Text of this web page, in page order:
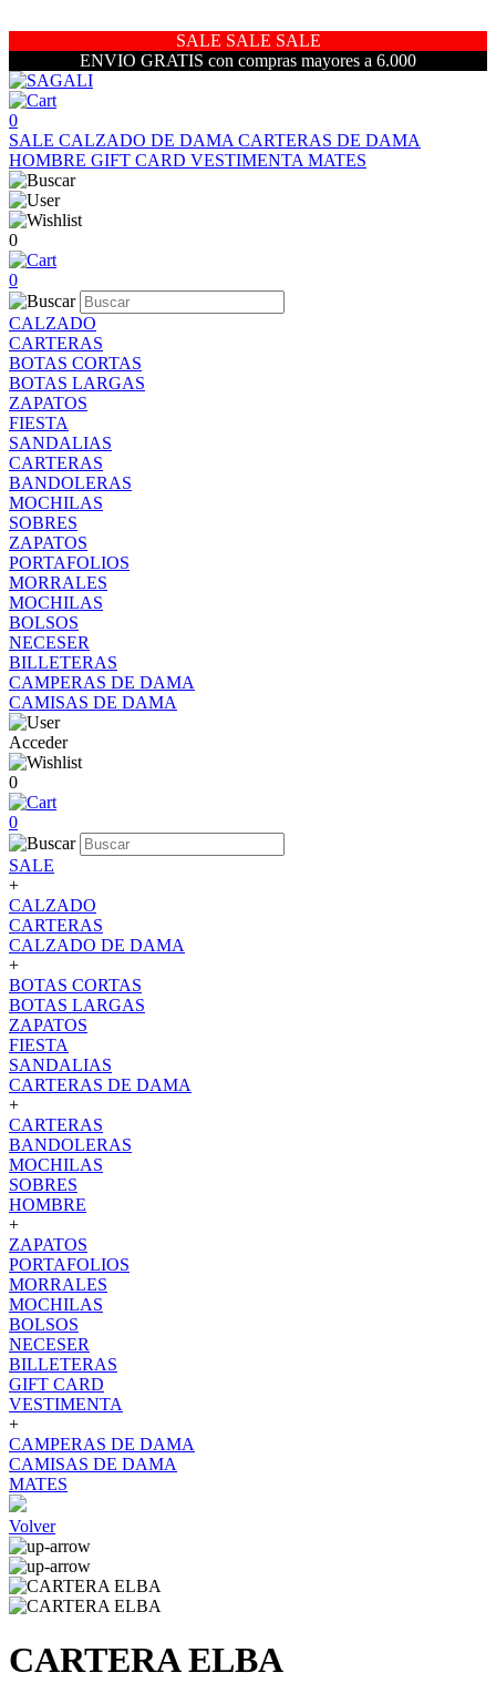
SALE SALE SALE
ENVIO GRATIS con compras mayores a 6.000
0
SALE CALZADO DE DAMA CARTERAS DE DAMA
HOMBRE GIFT CARD VESTIMENTA MATES
0
0
CALZADO
CARTERAS
BOTAS CORTAS
BOTAS LARGAS
ZAPATOS
FIESTA
SANDALIAS
CARTERAS
BANDOLERAS
MOCHILAS
SOBRES
ZAPATOS
PORTAFOLIOS
MORRALES
MOCHILAS
BOLSOS
NECESER
BILLETERAS
CAMPERAS DE DAMA
CAMISAS DE DAMA
Acceder
0
0
SALE
+
CALZADO
CARTERAS
CALZADO DE DAMA
+
BOTAS CORTAS
BOTAS LARGAS
ZAPATOS
FIESTA
SANDALIAS
CARTERAS DE DAMA
+
CARTERAS
BANDOLERAS
MOCHILAS
SOBRES
HOMBRE
+
ZAPATOS
PORTAFOLIOS
MORRALES
MOCHILAS
BOLSOS
NECESER
BILLETERAS
GIFT CARD
VESTIMENTA
+
CAMPERAS DE DAMA
CAMISAS DE DAMA
MATES
Volver
CARTERA ELBA